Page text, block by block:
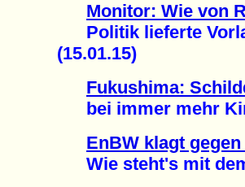
Monitor: Wie von
Politik lieferte
(15.01.15)
Fukushima:
bei immer mehr
EnBW klagt
Wie steht's mit